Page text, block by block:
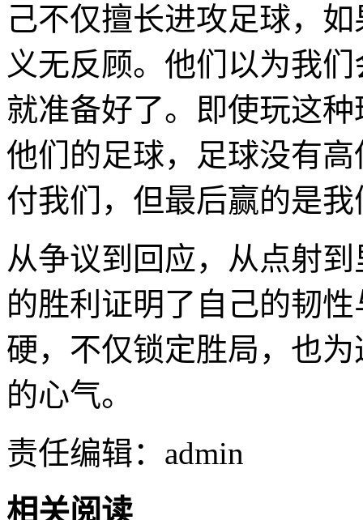
己不仅擅长进攻足球，
义无反顾。他们以为我
就准备好了。即使玩这
他们的足球，足球没有
付我们，但最后赢的是我
从争议到回应，从点射
的胜利证明了自己的韧
硬，不仅锁定胜局，也
的心气。
责任编辑：admin
相关阅读